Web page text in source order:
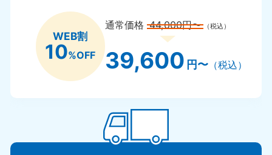
WEB割
10%OFF
通常価格44,000円〜 （税込）
39,600 円〜（税込）